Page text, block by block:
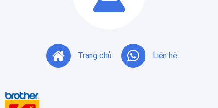
Trang chủ Liên hệ